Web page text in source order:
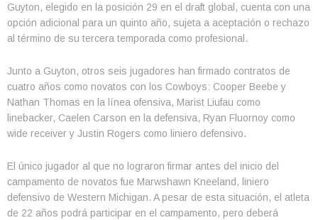
Guyton, elegido en la posición 29 en el draft global, cuenta con una
opción adicional para un quinto año, sujeta a aceptación o rechazo
al término de su tercera temporada como profesional.
Junto a Guyton, otros seis jugadores han firmado contratos de
cuatro años como novatos con los Cowboys: Cooper Beebe y
Nathan Thomas en la línea ofensiva, Marist Liufau como
linebacker, Caelen Carson en la defensiva, Ryan Fluornoy como
wide receiver y Justin Rogers como liniero defensivo.
El único jugador al que no lograron firmar antes del inicio del
campamento de novatos fue Marwshawn Kneeland, liniero
defensivo de Western Michigan. A pesar de esta situación, el atleta
de 22 años podrá participar en el campamento, pero deberá